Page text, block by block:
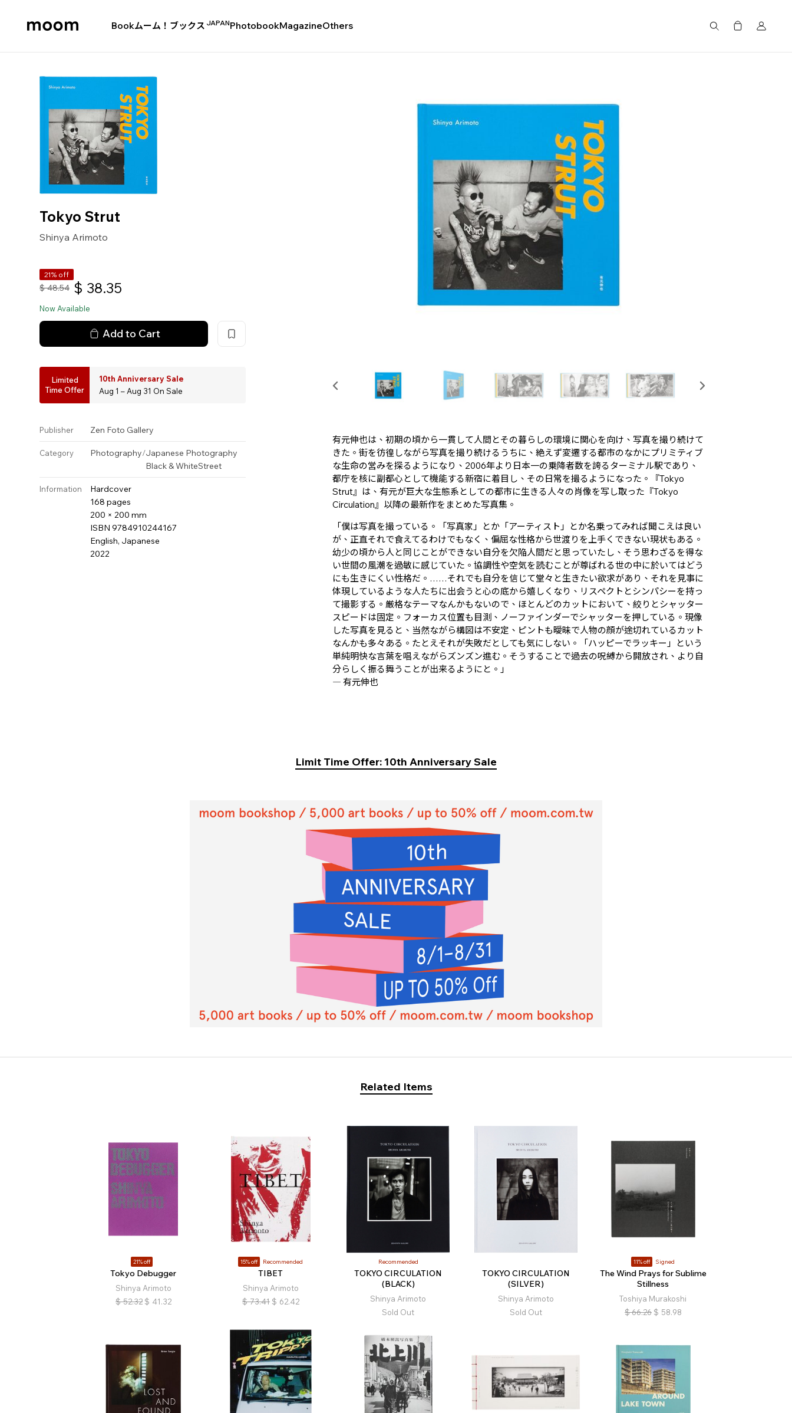
Bookムーム！ブックス JAPANPhotobookMagazineOthers
Tokyo Strut
Shinya Arimoto
21% off
$ 48.54 $ 38.35
Now Available
Add to Cart
Limited
Time Offer
10th Anniversary Sale
Aug 1 – Aug 31 On Sale
Publisher Zen Foto Gallery
Category Photography/Japanese Photography
Black & WhiteStreet
Information
Hardcover
168 pages
200 × 200 mm
ISBN 9784910244167
English, Japanese
2022
有元伸也は、初期の頃から一貫して人間とその暮らしの環境に関心を向け、写真を撮り続けて
きた。街を彷徨しながら写真を撮り続けるうちに、絶えず変遷する都市のなかにプリミティブ
な生命の営みを探るようになり、2006年より日本一の乗降者数を誇るターミナル駅であり、
都庁を核に副都心として機能する新宿に着目し、その日常を撮るようになった。『Tokyo
Strut』は、有元が巨大な生態系としての都市に生きる人々の肖像を写し取った『Tokyo
Circulation』以降の最新作をまとめた写真集。
「僕は写真を撮っている。「写真家」とか「アーティスト」とか名乗ってみれば聞こえは良い
が、正直それで食えてるわけでもなく、偏屈な性格から世渡りを上手くできない現状もある。
幼少の頃から人と同じことができない自分を欠陥人間だと思っていたし、そう思わざるを得な
い世間の風潮を過敏に感じていた。協調性や空気を読むことが尊ばれる世の中に於いてはどう
にも生きにくい性格だ。……それでも自分を信じて堂々と生きたい欲求があり、それを見事に
体現しているような人たちに出会うと心の底から嬉しくなり、リスペクトとシンパシーを持っ
て撮影する。厳格なテーマなんかもないので、ほとんどのカットにおいて、絞りとシャッター
スピードは固定。フォーカス位置も目測、ノーファインダーでシャッターを押している。現像
した写真を見ると、当然ながら構図は不安定、ピントも曖昧で人物の顔が途切れているカット
なんかも多々ある。たとえそれが失敗だとしても気にしない。「ハッピーでラッキー」という
単純明快な言葉を唱えながらズンズン進む。そうすることで過去の呪縛から開放され、より自
分らしく振る舞うことが出来るようにと。」
― 有元伸也
Limit Time Offer: 10th Anniversary Sale
Related Items
21% off
Tokyo Debugger
Shinya Arimoto
$ 52.32 $ 41.32
15% off Recommended
TIBET
Shinya Arimoto
$ 73.41 $ 62.42
Recommended
TOKYO CIRCULATION
(BLACK)
Shinya Arimoto
Sold Out
TOKYO CIRCULATION
(SILVER)
Shinya Arimoto
Sold Out
11% off Signed
The Wind Prays for Sublime
Stillness
Toshiya Murakoshi
$ 66.26 $ 58.98